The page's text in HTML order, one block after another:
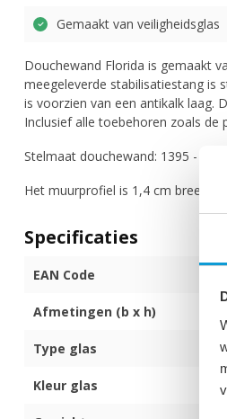
Gemaakt van veiligheidsglas
Douchewand Florida is gemaakt
meegeleverde stabilisatiestang is
is voorzien van een antikalk laag.
Inclusief alle toebehoren zoals
Stelmaat douchewand: 1395 - 1400
Het muurprofiel is 1,4 cm breed,
Specificaties
EAN Code
Afmetingen (b x h)
Type glas
Kleur glas